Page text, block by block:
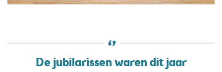
De jubilarissen waren dit jaar